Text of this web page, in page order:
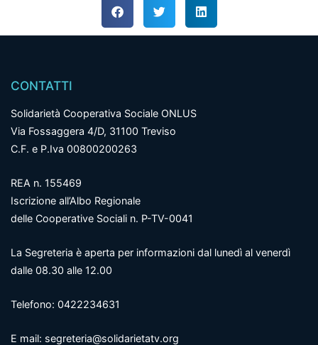
CONTATTI
Solidarietà Cooperativa Sociale ONLUS
Via Fossaggera 4/D, 31100 Treviso
C.F. e P.Iva 00800200263
REA n. 155469
Iscrizione all’Albo Regionale
delle Cooperative Sociali n. P-TV-0041
La Segreteria è aperta per informazioni dal lunedì al venerdì
dalle 08.30 alle 12.00
Telefono: 0422234631
E mail: segreteria@solidarietatv.org